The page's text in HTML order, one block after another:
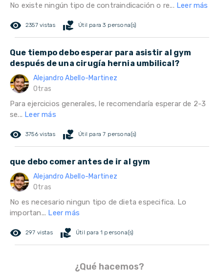
No existe ningún tipo de contraindicación o re... Leer más
remove_red_eye 2357 vistas volunteer_activism Útil para 3 persona(s)
Que tiempo debo esperar para asistir al gym
después de una cirugía hernia umbilical?
Alejandro Abello-Martinez
Otras
Para ejercicios generales, le recomendaría esperar de 2-3
se... Leer más
remove_red_eye 3756 vistas volunteer_activism Útil para 7 persona(s)
que debo comer antes de ir al gym
Alejandro Abello-Martinez
Otras
No es necesario ningun tipo de dieta especifica. Lo
importan... Leer más
remove_red_eye 297 vistas volunteer_activism Útil para 1 persona(s)
¿Qué hacemos?